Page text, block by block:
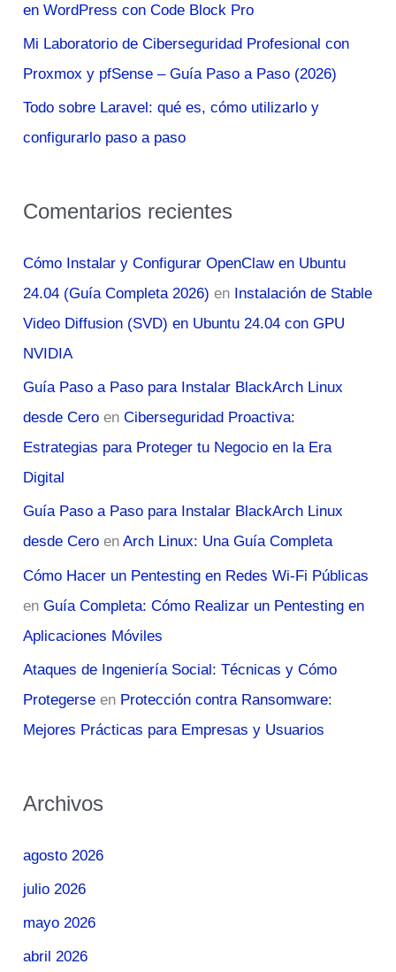
:en WordPress con Code Block Pro
Mi Laboratorio de Ciberseguridad Profesional con
Proxmox y pfSense – Guía Paso a Paso (2026)
Todo sobre Laravel: qué es, cómo utilizarlo y
configurarlo paso a paso
Comentarios recientes
Cómo Instalar y Configurar OpenClaw en Ubuntu
24.04 (Guía Completa 2026) en Instalación de Stable
Video Diffusion (SVD) en Ubuntu 24.04 con GPU
NVIDIA
Guía Paso a Paso para Instalar BlackArch Linux
desde Cero enCiberseguridad Proactiva:
Estrategias para Proteger tu Negocio en la Era
Digital
Guía Paso a Paso para Instalar BlackArch Linux
desde Cero enArch Linux: Una Guía Completa
Cómo Hacer un Pentesting en Redes Wi-Fi Públicas
enGuía Completa: Cómo Realizar un Pentesting en
Aplicaciones Móviles
Ataques de Ingeniería Social: Técnicas y Cómo
Protegerse en Protección contra Ransomware:
Mejores Prácticas para Empresas y Usuarios
Archivos
agosto 2026
julio 2026
mayo 2026
abril 2026